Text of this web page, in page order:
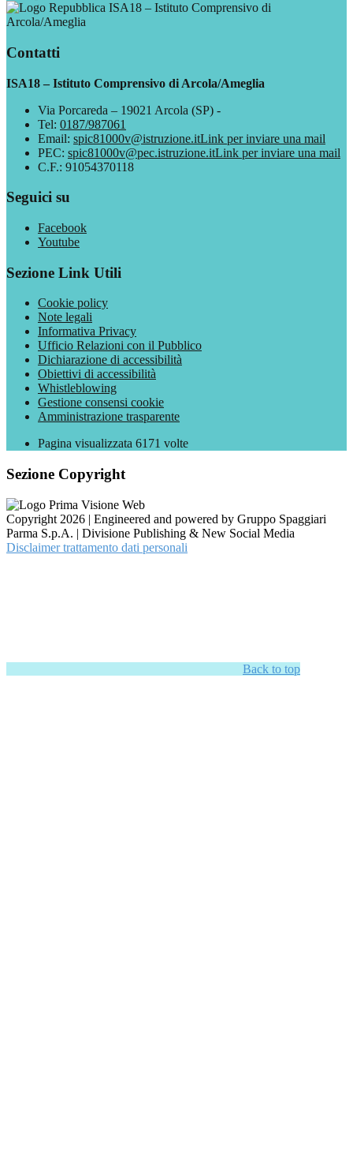
ISA18 – Istituto Comprensivo di
Arcola/Ameglia
Contatti
ISA18 – Istituto Comprensivo di Arcola/Ameglia
Via Porcareda – 19021 Arcola (SP) -
Tel: 0187/987061
Email: spic81000v@istruzione.itLink per inviare una mail
PEC: spic81000v@pec.istruzione.itLink per inviare una mail
C.F.: 91054370118
Seguici su
Facebook
Youtube
Sezione Link Utili
Cookie policy
Note legali
Informativa Privacy
Ufficio Relazioni con il Pubblico
Dichiarazione di accessibilità
Obiettivi di accessibilità
Whistleblowing
Gestione consensi cookie
Amministrazione trasparente
Pagina visualizzata 6171 volte
Sezione Copyright
Copyright 2026 | Engineered and powered by Gruppo Spaggiari
Parma S.p.A. | Divisione Publishing & New Social Media
Disclaimer trattamento dati personali
Back to top